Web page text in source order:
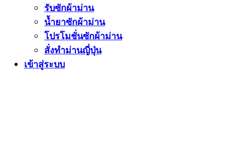
รับซักผ้าม่าน
น้ำยาซักผ้าม่าน
โปรโมชั่นซักผ้าม่าน
สั่งทำม่านญี่ปุ่น
เข้าสู่ระบบ